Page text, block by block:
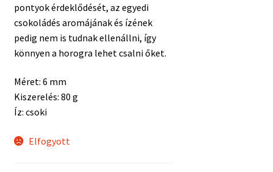
pontyok érdeklődését, az egyedi
csokoládés aromájának és ízének
pedig nem is tudnak ellenállni, így
könnyen a horogra lehet csalni őket.
Méret: 6 mm
Kiszerelés: 80 g
Íz: csoki
Elfogyott